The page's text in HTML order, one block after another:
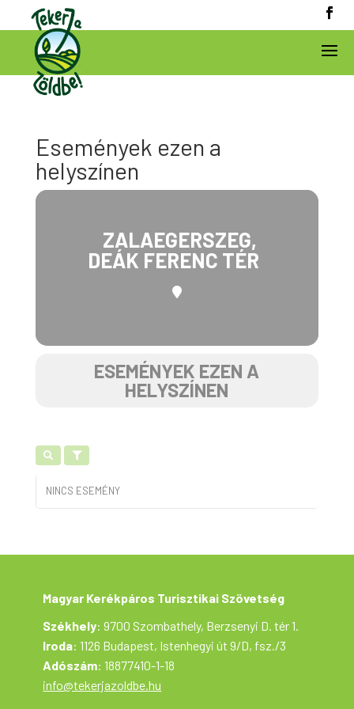
Események ezen a
helyszínen
ZALAEGERSZEG,
DEÁK FERENC TÉR
ESEMÉNYEK EZEN A
HELYSZÍNEN
NINCS ESEMÉNY
Magyar Kerékpáros Turisztikai Szövetség
Székhely: 9700 Szombathely, Berzsenyi D. tér 1.
Iroda: 1126 Budapest, Istenhegyi út 9/D, fsz./3
Adószám: 18877410-1-18
info@tekerjazoldbe.hu